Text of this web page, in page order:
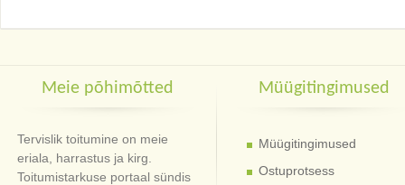
Meie põhimõtted
Tervislik toitumine on meie
eriala, harrastus ja kirg.
Toitumistarkuse portaal sündis
Müügitingimused
Müügitingimused
Ostuprotsess